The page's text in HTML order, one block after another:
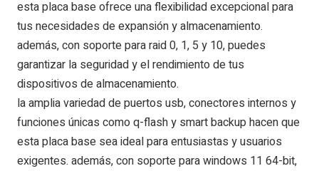
esta placa base ofrece una flexibilidad excepcional para
tus necesidades de expansión y almacenamiento.
además, con soporte para raid 0, 1, 5 y 10, puedes
garantizar la seguridad y el rendimiento de tus
dispositivos de almacenamiento.
la amplia variedad de puertos usb, conectores internos y
funciones únicas como q-flash y smart backup hacen que
esta placa base sea ideal para entusiastas y usuarios
exigentes. además, con soporte para windows 11 64-bit,